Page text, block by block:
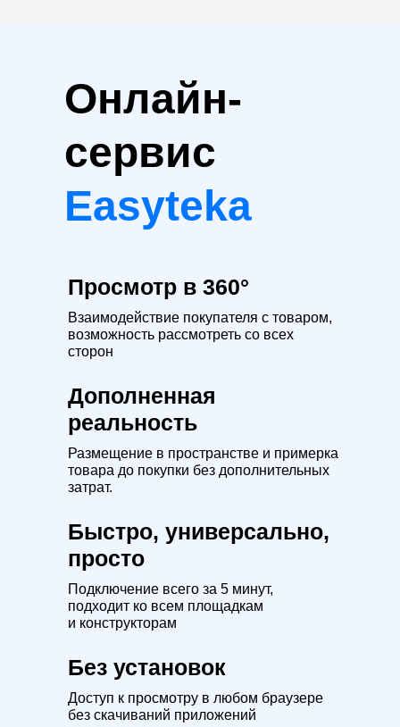
Просмотр в 360°
Взаимодействие покупателя с товаром,
возможность рассмотреть со всех
сторон
Дополненная
реальность
Размещение в пространстве и примерка
товара до покупки без дополнительных
затрат.
Быстро, универсально,
просто
Подключение всего за 5 минут,
подходит ко всем площадкам
и конструкторам
Без установок
Доступ к просмотру в любом браузере
без скачиваний приложений
Онлайн-
сервис
Easyteka